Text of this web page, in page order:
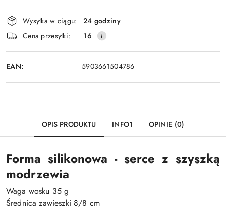
Wyślij
Dostępność
i
dostawa
Wysyłka w ciągu:
24 godziny
Cena przesyłki:
16
EAN: 5903661504786
OPIS PRODUKTU INFO1 OPINIE (0)
Forma silikonowa - serce z szyszką
modrzewia
Waga wosku 35 g
Średnica zawieszki 8/8 cm